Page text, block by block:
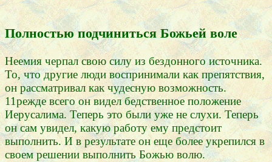
Полностью подчиниться Божьей воле
Неемия черпал свою силу из бездонного источника.
То, что другие люди воспринимали как препятствия,
он рассматривал как чудесную возможность.
11режде всего он видел бедственное положение
Иерусалима. Теперь это были уже не слухи. Теперь
он сам увидел, какую работу ему предстоит
выполнить. И в результате он еще более укрепился в
своем решении выполнить Божью волю.